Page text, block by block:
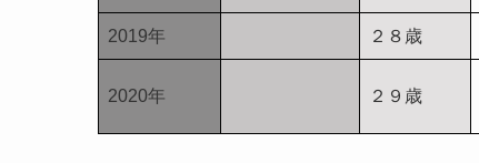
2019年 ２８歳
2020年 ２９歳